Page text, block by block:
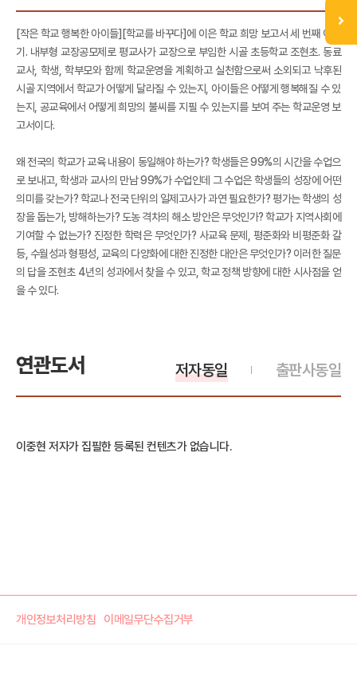
[작은 학교 행복한 아이들][학교를 바꾸다]에 이은 학교 희망 보고서 세 번째 이야
기. 내부형 교장공모제로 평교사가 교장으로 부임한 시골 초등학교 조현초. 동료
교사, 학생, 학부모와 함께 학교운영을 계획하고 실천함으로써 소외되고 낙후된
시골 지역에서 학교가 어떻게 달라질 수 있는지, 아이들은 어떻게 행복해질 수 있
는지, 공교육에서 어떻게 희망의 불씨를 지필 수 있는지를 보여 주는 학교운영 보
고서이다.
왜 전국의 학교가 교육 내용이 동일해야 하는가? 학생들은 99%의 시간을 수업으
로 보내고, 학생과 교사의 만남 99%가 수업인데 그 수업은 학생들의 성장에 어떤
의미를 갖는가? 학교나 전국 단위의 일제고사가 과연 필요한가? 평가는 학생의 성
장을 돕는가, 방해하는가? 도농 격차의 해소 방안은 무엇인가? 학교가 지역사회에
기여할 수 없는가? 진정한 학력은 무엇인가? 사교육 문제, 평준화와 비평준화 갈
등, 수월성과 형평성, 교육의 다양화에 대한 진정한 대안은 무엇인가? 이러한 질문
의 답을 조현초 4년의 성과에서 찾을 수 있고, 학교 정책 방향에 대한 시사점을 얻
을 수 있다.
연관도서 출판사동일
저자동일
이중현 저자가 집필한 등록된 컨텐츠가 없습니다.
개인정보처리방침 이메일무단수집거부